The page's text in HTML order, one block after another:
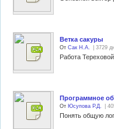
Ветка сакуры
От Сак Н.А. | 3729
Работа
Программное
От Юсупова Р.Д. |
Понять общую